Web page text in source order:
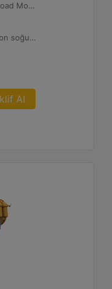
U.S. EPA Tier 2 Non-Road Mobile
Turboşarjlı 2 aşamalı son soğutmalı
Al